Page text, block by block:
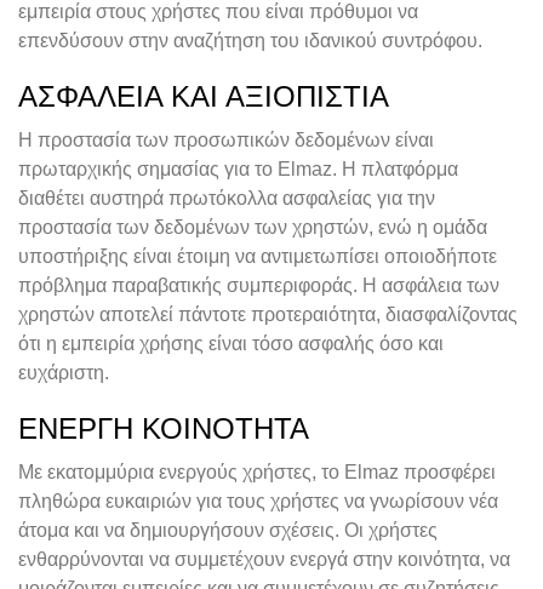
εμπειρία στους χρήστες που είναι πρόθυμοι να
επενδύσουν στην αναζήτηση του ιδανικού συντρόφου.
ΑΣΦΆΛΕΙΑ ΚΑΙ ΑΞΙΟΠΙΣΤΊΑ
Η προστασία των προσωπικών δεδομένων είναι
πρωταρχικής σημασίας για το Elmaz. Η πλατφόρμα
διαθέτει αυστηρά πρωτόκολλα ασφαλείας για την
προστασία των δεδομένων των χρηστών, ενώ η ομάδα
υποστήριξης είναι έτοιμη να αντιμετωπίσει οποιοδήποτε
πρόβλημα παραβατικής συμπεριφοράς. Η ασφάλεια των
χρηστών αποτελεί πάντοτε προτεραιότητα, διασφαλίζοντας
ότι η εμπειρία χρήσης είναι τόσο ασφαλής όσο και
ευχάριστη.
ΕΝΕΡΓΉ ΚΟΙΝΌΤΗΤΑ
Με εκατομμύρια ενεργούς χρήστες, το Elmaz προσφέρει
πληθώρα ευκαιριών για τους χρήστες να γνωρίσουν νέα
άτομα και να δημιουργήσουν σχέσεις. Οι χρήστες
ενθαρρύνονται να συμμετέχουν ενεργά στην κοινότητα, να